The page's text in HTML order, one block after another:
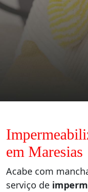
em Maresias
Acabe com
serviço de